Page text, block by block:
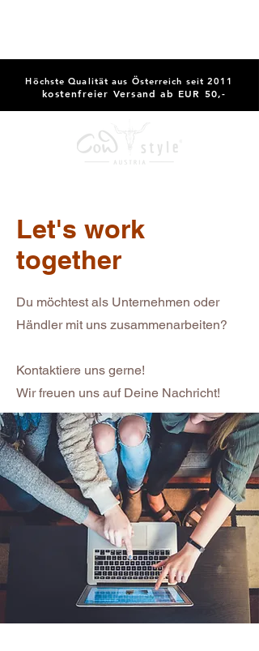
Höchste Qualität aus Österreich seit 2011
kostenfreier Versand ab EUR 50,-
Let's work
together
Du möchtest als Unternehmen oder
Händler mit uns zusammenarbeiten?
Kontaktiere uns gerne!
Wir freuen uns auf Deine Nachricht!